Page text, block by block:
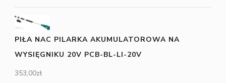
PIŁA NAC PILARKA AKUMULATOROWA NA
WYSIĘGNIKU 20V PCB-BL-LI-20V
353,00zł